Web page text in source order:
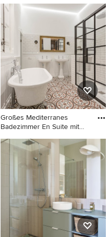
Mittelgroßes Mediterranes
Duschbad mit offenen
Schränken, weißen Fliesen,
weißer Wandfarbe, weißem
Boden, Schiebetür-
Duschabtrennung,
Keramikfliesen,
Marmorboden,
Aufsatzwaschbecken,
Waschtisch aus Holz,
hellbraunen Holzschränken,
Duschnische, Wandtoilette
und brauner
Waschtischplatte in Mailand
Großes Mediterranes
Badezimmer En Suite mit
Großes Mediterranes
Badezimmer En Suite mit
Löwenfuß-Badewanne,
Duschnische, weißen
Fliesen, Metrofliesen, weißer
Wandfarbe, Keramikboden,
Sockelwaschbecken, buntem
Boden und Falttür-
Duschabtrennung in Madrid